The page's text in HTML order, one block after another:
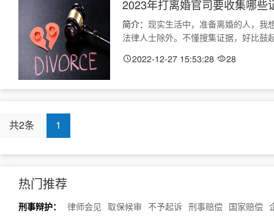
2023年打离婚官司要收集哪些
简介： 现实生活中，准备离婚的人，我
法律人士除外。不懂搜集证据，好比鼓
2022-12-27 15:53:28 28
共2条 1
热门推荐
刑事辩护： 律师会见 取保候审 不予起诉 刑事赔偿 国家赔偿